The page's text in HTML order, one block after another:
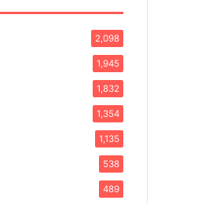
2,098
1,945
1,832
1,354
1,135
538
489